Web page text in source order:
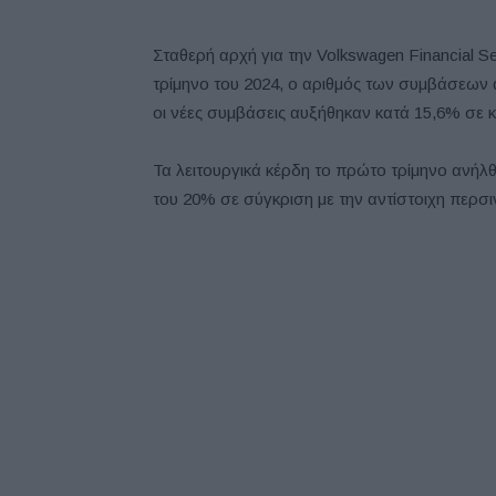
Σταθερή αρχή για την Volkswagen Financial
τρίμηνο του 2024, ο αριθμός των
οι νέες συμβάσεις αυξήθηκαν κατά 15,6% σε
Τα λειτουργικά κέρδη το πρώτο τρίμηνο
του 20% σε σύγκριση με την αντίστοιχη